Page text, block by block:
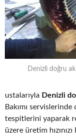
Denizli doğru
ustalarıyla Denizli
Bakımı
tespitlerini yaparak
üzere üretim